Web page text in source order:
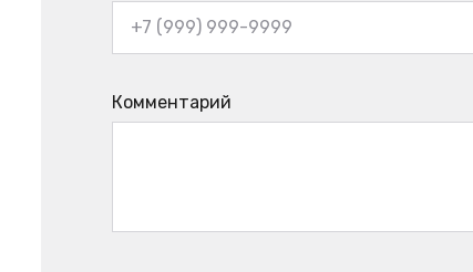
Комментарий